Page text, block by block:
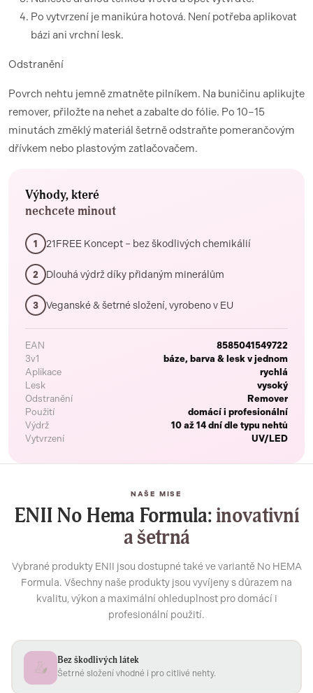
Po vytvrzení je manikúra hotová. Není potřeba aplikovat
bázi ani vrchní lesk.
Odstranění
Povrch nehtu jemně zmatněte pilníkem. Na buničinu aplikujte
remover, přiložte na nehet a zabalte do fólie. Po 10–15
minutách změklý materiál šetrně odstraňte pomerančovým
dřívkem nebo plastovým zatlačovačem.
Výhody, které
nechcete minout
1 21FREE Koncept – bez škodlivých chemikálií
2 Dlouhá výdrž díky přidaným minerálům
3 Veganské & šetrné složení, vyrobeno v EU
EAN
8585041549722
3v1
báze, barva & lesk v jednom
Aplikace
rychlá
Lesk
vysoký
Odstranění
Remover
Použití
domácí i profesionální
Výdrž
10 až 14 dní dle typu nehtů
Vytvrzení
UV/LED
NAŠE MISE
ENII No Hema Formula:inovativní
a šetrná
Vybrané produkty ENII jsou dostupné také ve variantě No HEMA
Formula. Všechny naše produkty jsou vyvíjeny s důrazem na
kvalitu, výkon a maximální ohleduplnost pro domácí i
profesionální použití.
Bez škodlivých látek
Šetrné složení vhodné i pro citlivé nehty.